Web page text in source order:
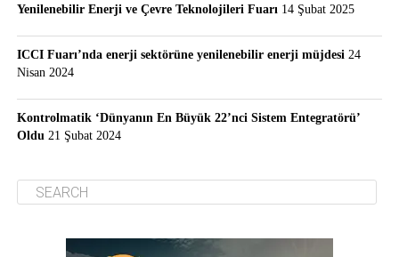
Yenilenebilir Enerji ve Çevre Teknolojileri Fuarı 14 Şubat 2025
ICCI Fuarı’nda enerji sektörüne yenilenebilir enerji müjdesi 24
Nisan 2024
Kontrolmatik ‘Dünyanın En Büyük 22’nci Sistem Entegratörü’
Oldu 21 Şubat 2024